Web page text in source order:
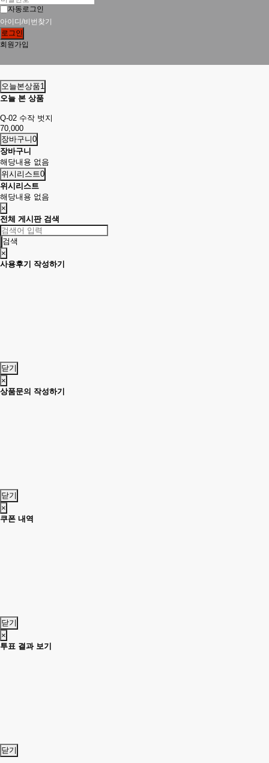
자동로그인
아이디/비번찾기
로그인
회원가입
오늘본상품1
오늘 본 상품
Q-02 수작 벗지
70,000
장바구니0
장바구니
해당내용 없음
위시리스트0
위시리스트
해당내용 없음
×
전체 게시판 검색
검색
×
사용후기 작성하기
닫기
×
상품문의 작성하기
닫기
×
쿠폰 내역
닫기
×
투표 결과 보기
닫기